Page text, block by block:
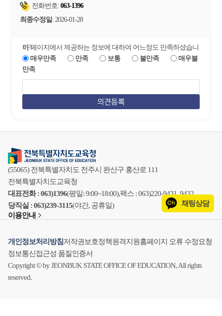
전화번호: 063-1396
최종수정일: 2026-01-28
이 페이지에서 제공하는 정보에 대하여 어느정도 만족하셨습니까?
매우만족
만족 보통 불만족
매우불
만족
(55065) 전북특별자치도 전주시 완산구 홍산로 111
전북특별자치도교육청
대표전화 : 063)1396(평일: 9:00~18:00),팩스 : 063)220-9431, 9432
당직실 : 063)239-3115(야간, 공휴일)
이용안내
채팅상담
개인정보처리방침저작권보호정책원격지원홈페이지 오류 수정요청
정보통신접근성 품질인증서
Copyright © by JEONBUK STATE OFFICE OF EDUCATION, All rights
reserved.